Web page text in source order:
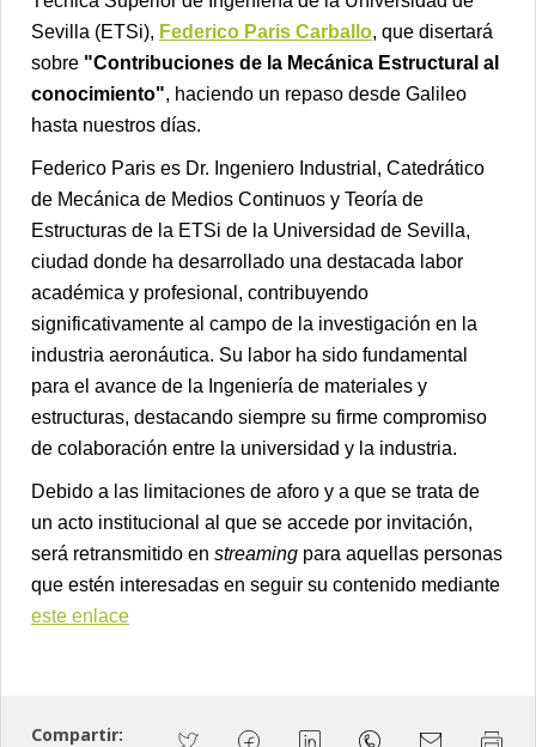
Sevilla (ETSi), Federico Paris Carballo, que disertará
sobre "Contribuciones de la Mecánica Estructural al
conocimiento", haciendo un repaso desde Galileo
hasta nuestros días.
Federico Paris es Dr. Ingeniero Industrial, Catedrático
de Mecánica de Medios Continuos y Teoría de
Estructuras de la ETSi de la Universidad de Sevilla,
ciudad donde ha desarrollado una destacada labor
académica y profesional, contribuyendo
significativamente al campo de la investigación en la
industria aeronáutica. Su labor ha sido fundamental
para el avance de la Ingeniería de materiales y
estructuras, destacando siempre su firme compromiso
de colaboración entre la universidad y la industria.
Debido a las limitaciones de aforo y a que se trata de
un acto institucional al que se accede por invitación,
será retransmitido en streaming para aquellas personas
que estén interesadas en seguir su contenido mediante
este enlace
Compartir: